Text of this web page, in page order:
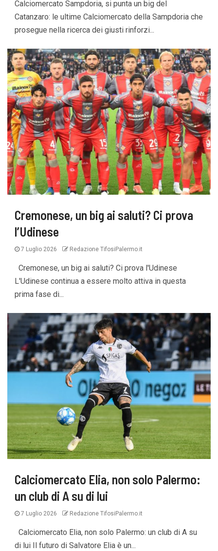
Calciomercato Sampdoria, si punta un big del
Catanzaro: le ultime Calciomercato della Sampdoria che
prosegue nella ricerca dei giusti rinforzi...
Cremonese, un big ai saluti? Ci prova
l’Udinese
7 Luglio 2026 Redazione TifosiPalermo.it
Cremonese, un big ai saluti? Ci prova l'Udinese
L'Udinese continua a essere molto attiva in questa
prima fase di...
Calciomercato Elia, non solo Palermo:
un club di A su di lui
7 Luglio 2026 Redazione TifosiPalermo.it
Calciomercato Elia, non solo Palermo: un club di A su
di lui Il futuro di Salvatore Elia è un...